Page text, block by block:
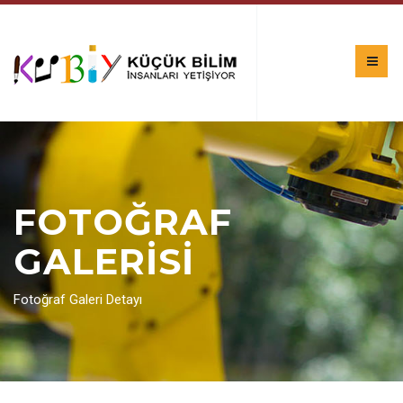
FOTOĞRAF
GALERİSİ
Fotoğraf Galeri Detayı